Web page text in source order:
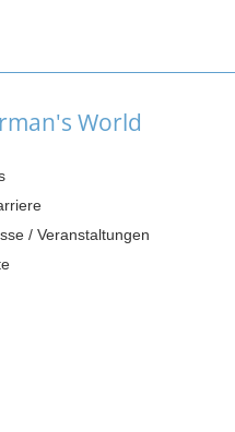
World
/ Veranstaltungen